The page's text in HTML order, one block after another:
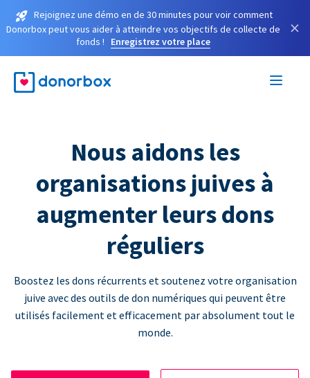
Rejoignez une démo en de 30 minutes pour voir comment
Donorbox peut vous aider à atteindre vos objectifs de collecte de
fonds !
Enregistrez votre place
×
Nous aidons les
organisations juives à
augmenter leurs dons
réguliers
Boostez les dons récurrents et soutenez votre organisation
juive avec des outils de don numériques qui peuvent être
utilisés facilement et efficacement par absolument tout le
monde.